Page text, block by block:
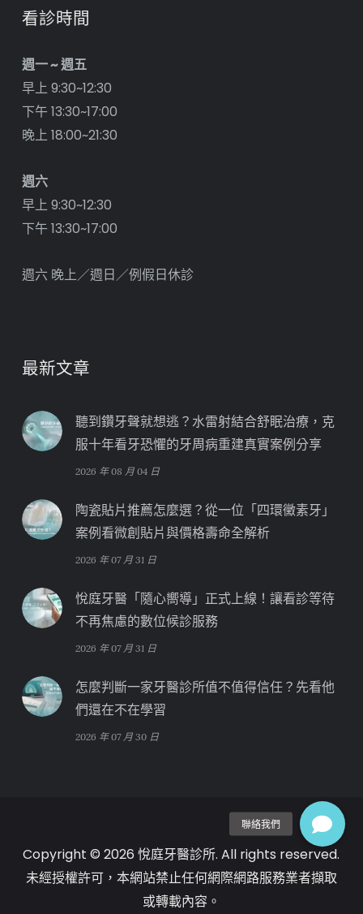
看診時間
週一 ~ 週五
早上 9:30~12:30
下午 13:30~17:00
晚上 18:00~21:30
週六
早上 9:30~12:30
下午 13:30~17:00
週六 晚上／週日／例假日休診
最新文章
聽到鑽牙聲就想逃？水雷射結合舒眠治療，克
服十年看牙恐懼的牙周病重建真實案例分享
2026 年 08 月 04 日
陶瓷貼片推薦怎麼選？從一位「四環黴素牙」
案例看微創貼片與價格壽命全解析
2026 年 07 月 31 日
悅庭牙醫「隨心嚮導」正式上線！讓看診等待
不再焦慮的數位候診服務
2026 年 07 月 31 日
怎麼判斷一家牙醫診所值不值得信任？先看他
們還在不在學習
2026 年 07 月 30 日
Copyright © 2026 悅庭牙醫診所. All rights reserved.
未經授權許可，本網站禁止任何網際網路服務業者擷取
或轉載內容。